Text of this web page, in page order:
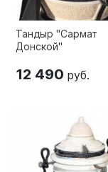
Тандыр "Сармат
Донской"
12 490 руб.